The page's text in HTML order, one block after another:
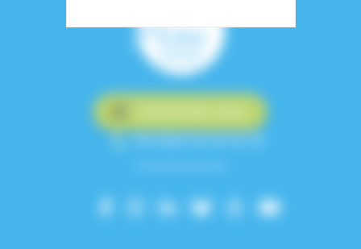
+33 (0)4 76 76 75 75